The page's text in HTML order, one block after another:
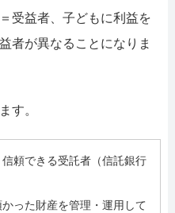
受益者、子どもに利益を
者が異なることになりま
す。
頼できる受託者（信託銀行
った財産を管理・運用して